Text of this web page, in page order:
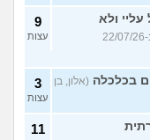
ולא
(כינוי, בת 26, כתבה ב-22/07/26
9
עצות
בכלכלה (אלון, בן
3
עצות
11